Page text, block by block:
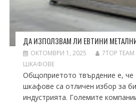
ДА ИЗПОЛЗВАМ ЛИ ЕВТИНИ
ОКТОМВРИ 1, 2025 7TOP TEAM
ШКАФОВЕ
Общоприетото твърдение е, че
шкафове са отличен избор за
индустрията. Големите